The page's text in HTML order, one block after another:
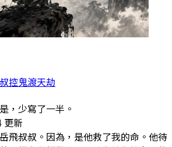
控鬼渡天劫
，少寫了一半。
更新
飛叔叔。因為，是他救了我的命。他待